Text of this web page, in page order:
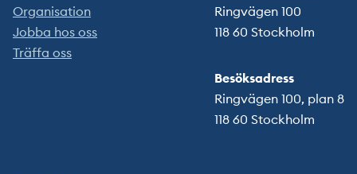
Organisation
Jobba hos oss
Träffa oss
Ringvägen 100
118 60 Stockholm
Besöksadress
Ringvägen 100, plan 8
118 60 Stockholm